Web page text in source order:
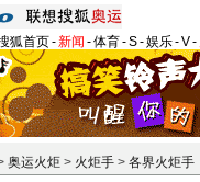
狐首页-新闻 -体育-S-娱乐-V-
奥运火炬 > 火炬手 > 各界火炬手